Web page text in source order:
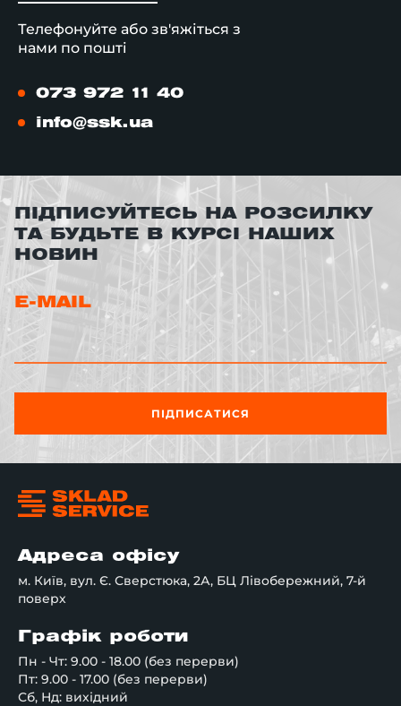
Телефонуйте або зв'яжіться з
нами по пошті
073 972 11 40
info@ssk.ua
ПІДПИСУЙТЕСЬ НА РОЗСИЛКУ
ТА БУДЬТЕ В КУРСІ НАШИХ
НОВИН
E-MAIL
ПІДПИСАТИСЯ
Адреса офісу
м. Київ, вул. Є. Сверстюка, 2А, БЦ Лівобережний, 7-й
поверх
Графік роботи
Пн - Чт: 9.00 - 18.00 (без перерви)
Пт: 9.00 - 17.00 (без перерви)
Сб, Нд: вихідний